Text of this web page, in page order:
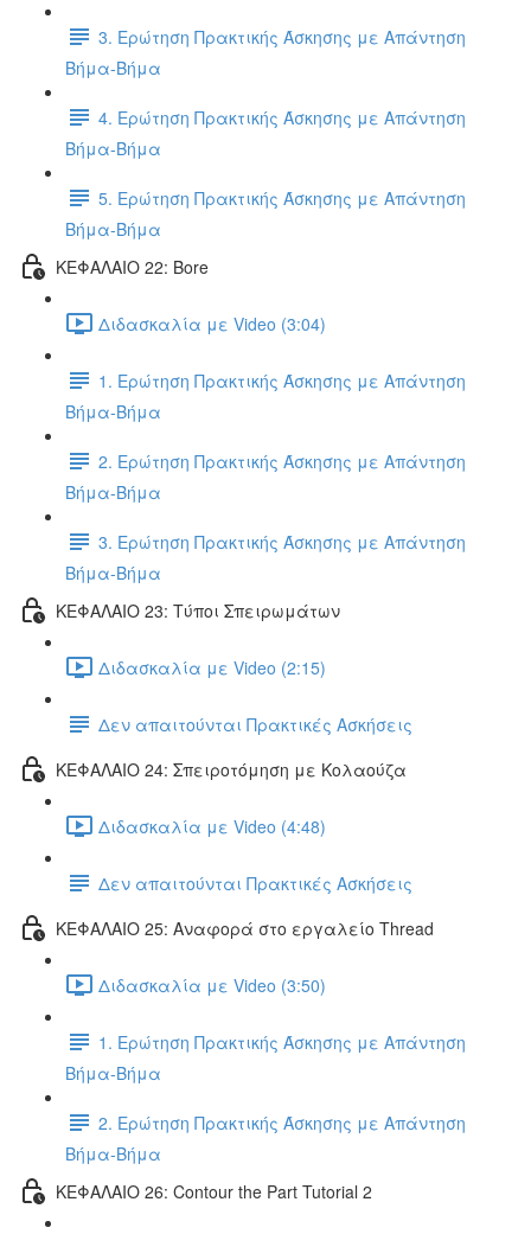
3. Ερώτηση Πρακτικής Άσκησης με Απάντηση
Βήμα-Βήμα
4. Ερώτηση Πρακτικής Άσκησης με Απάντηση
Βήμα-Βήμα
5. Ερώτηση Πρακτικής Άσκησης με Απάντηση
Βήμα-Βήμα
ΚΕΦΑΛΑΙΟ 22: Bore
Διδασκαλία με Video (3:04)
1. Ερώτηση Πρακτικής Άσκησης με Απάντηση
Βήμα-Βήμα
2. Ερώτηση Πρακτικής Άσκησης με Απάντηση
Βήμα-Βήμα
3. Ερώτηση Πρακτικής Άσκησης με Απάντηση
Βήμα-Βήμα
ΚΕΦΑΛΑΙΟ 23: Τύποι Σπειρωμάτων
Διδασκαλία με Video (2:15)
Δεν απαιτούνται Πρακτικές Ασκήσεις
ΚΕΦΑΛΑΙΟ 24: Σπειροτόμηση με Κολαούζα
Διδασκαλία με Video (4:48)
Δεν απαιτούνται Πρακτικές Ασκήσεις
ΚΕΦΑΛΑΙΟ 25: Αναφορά στο εργαλείο Thread
Διδασκαλία με Video (3:50)
1. Ερώτηση Πρακτικής Άσκησης με Απάντηση
Βήμα-Βήμα
2. Ερώτηση Πρακτικής Άσκησης με Απάντηση
Βήμα-Βήμα
ΚΕΦΑΛΑΙΟ 26: Contour the Part Tutorial 2